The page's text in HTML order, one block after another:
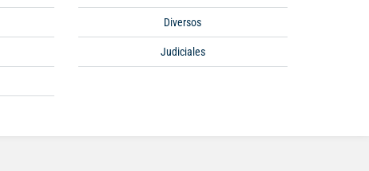
Diversos
Judiciales